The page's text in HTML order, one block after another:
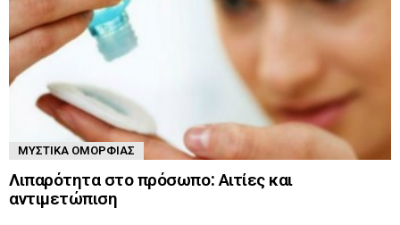
ΜΥΣΤΙΚΆ ΟΜΟΡΦΙΆΣ
Λιπαρότητα στο πρόσωπο: Αιτίες και
αντιμετώπιση